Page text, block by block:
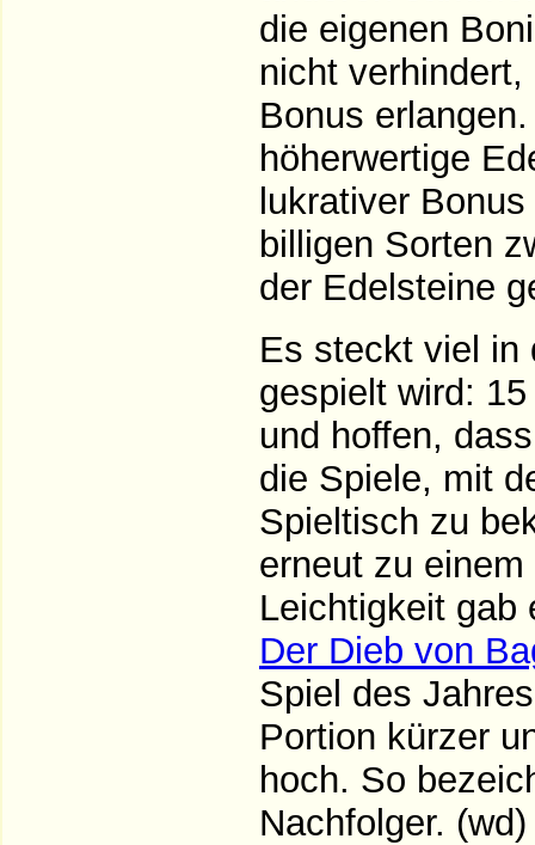
die eigenen
nicht
Bonus
höherwertige
lukrativer
billigen Sorten
der Edelsteine
Es steckt viel in
gespielt wird:
und hoffen,
die Spiele, mit
Spieltisch zu
erneut zu
Leichtigkeit gab
Der Dieb von
Spiel des
Portion kürzer
hoch. So
Nachfolger. (wd)